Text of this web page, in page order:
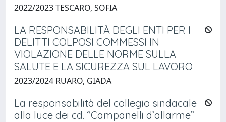
2022/2023 TESCARO, SOFIA
LA RESPONSABILITÀ DEGLI ENTI PER I
DELITTI COLPOSI COMMESSI IN
VIOLAZIONE DELLE NORME SULLA
SALUTE E LA SICUREZZA SUL LAVORO
2023/2024 RUARO, GIADA
La responsabilità del collegio sindacale
alla luce dei cd. “Campanelli d’allarme”